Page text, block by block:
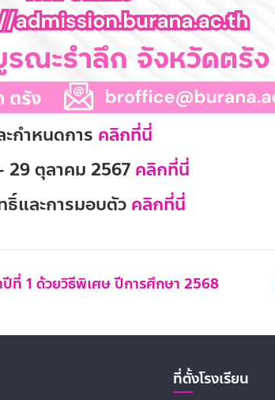
กำหนดการ คลิกที่นี่
29 ตุลาคม 2567 คลิกที่นี่
ธิ์และการมอบตัว คลิกที่นี่
ที่ 1 ด้วยวิธีพิเศษ ปีการศึกษา 2568
ที่ตั้งโรงเรียน